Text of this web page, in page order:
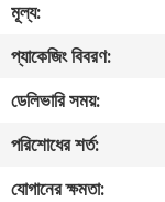
মান
নিয়ন্ত্রণ
যোগাযোগ
করুন
মূল্য:
প্যাকেজিং বিবরণ:
ডেলিভারি সময়:
পরিশোধের শর্ত:
যোগানের ক্ষমতা: